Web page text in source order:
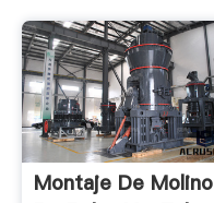
Montaje De Molino